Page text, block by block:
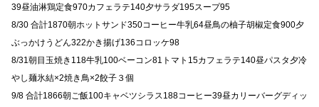
39昼油淋鶏定食970カフェラテ140夕サラダ195スープ95
8/30 合計1870朝ホットサンド350コーヒー牛乳64昼鳥の柚子胡椒定食900夕
ぶっかけうどん322かき揚げ136コロッケ98
8/31朝目玉焼き118牛乳100ベーコン81トマト15カフェラテ140昼パスタ夕冷
やし麺氷結×2焼き鳥×2餃子３個
9/8 合計1866朝ご飯100キャベツシラス188コーヒー39昼カリーバーグディッ